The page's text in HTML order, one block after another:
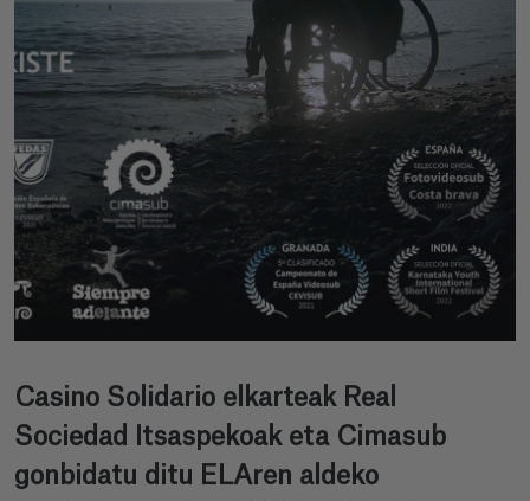
Casino Solidario elkarteak Real
Sociedad Itsaspekoak eta Cimasub
gonbidatu ditu ELAren aldeko